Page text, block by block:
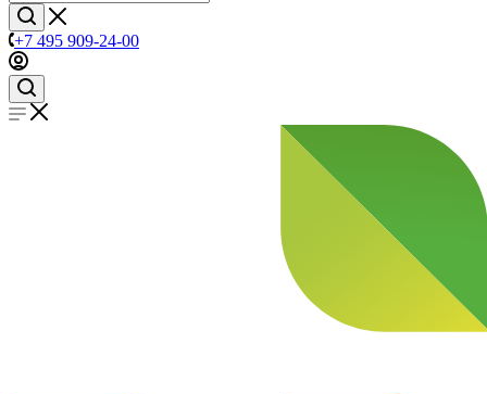
+7 495 909-24-00